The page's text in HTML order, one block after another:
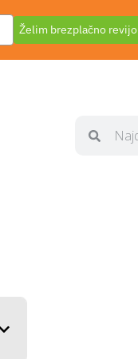
Dodajte svoje podjetje
Želim brezplačno revijo